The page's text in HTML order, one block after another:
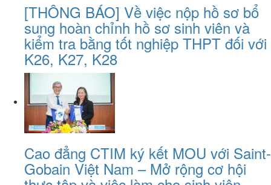
[THÔNG BÁO] Về việc nộp hồ sơ bổ
sung hoàn chỉnh hồ sơ sinh viên và
kiểm tra bằng tốt nghiệp THPT đối với
K26, K27, K28
Cao đẳng CTIM ký kết MOU với Saint-
Gobain Việt Nam – Mở rộng cơ hội